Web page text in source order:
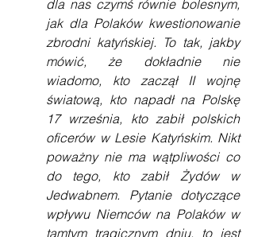
dla nas czymś równie bolesnym,
jak dla Polaków kwestionowanie
zbrodni katyńskiej. To tak, jakby
mówić, że dokładnie nie
wiadomo, kto zaczął II wojnę
światową, kto napadł na Polskę
17 września, kto zabił polskich
oficerów w Lesie Katyńskim. Nikt
poważny nie ma wątpliwości co
do tego, kto zabił Żydów w
Jedwabnem. Pytanie dotyczące
wpływu Niemców na Polaków w
tamtym tragicznym dniu, to jest